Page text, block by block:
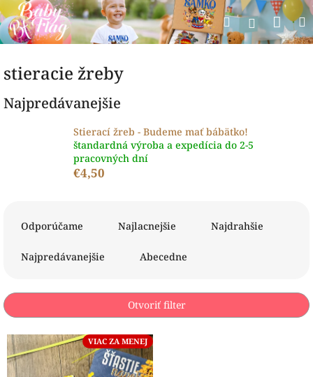
Prejsť
na
obsah
Hľadať
stieracie žreby
Najpredávanejšie
Stierací žreb - Budeme mať bábätko!
štandardná výroba a expedícia do 2-5
pracovných dní
€4,50
e
p
r
o
d
Odporúčame Najlacnejšie Najdrahšie
Najpredávanejšie Abecedne
Otvoriť filter
V
ý
p
VIAC ZA MENEJ